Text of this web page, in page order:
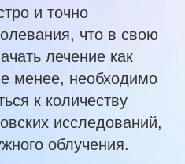
и точно
что в свою
лечение как
менее, необходимо
к количеству
исследований,
облучения.